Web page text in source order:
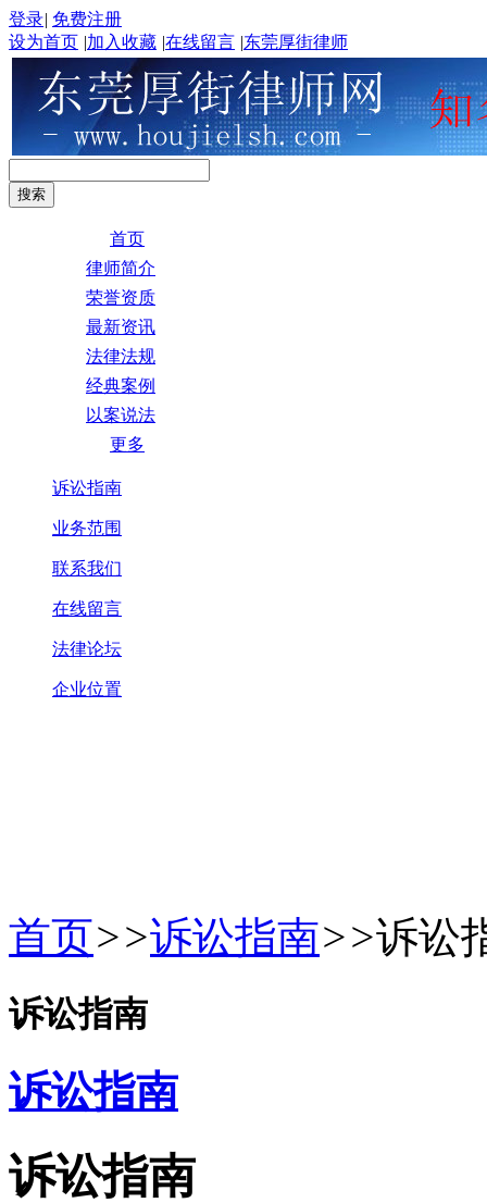
登录| 免费注册
设为首页 |加入收藏 |在线留言 |东莞厚街律师
首页
律师简介
荣誉资质
最新资讯
法律法规
经典案例
以案说法
更多
诉讼指南
业务范围
联系我们
在线留言
法律论坛
企业位置
首页>>诉讼指南>>诉讼
诉讼指南
诉讼指南
诉讼指南